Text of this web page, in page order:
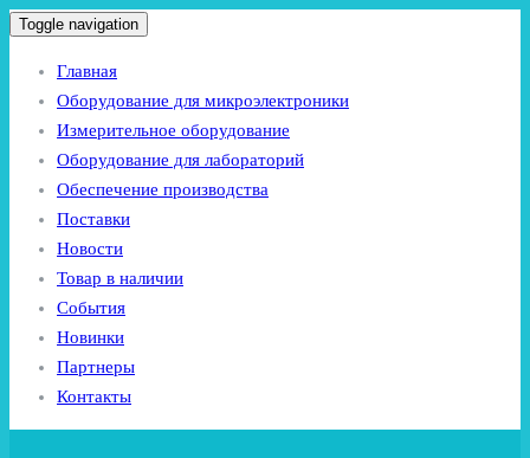
Toggle navigation
Главная
Оборудование для микроэлектроники
Измерительное оборудование
Оборудование для лабораторий
Обеспечение производства
Поставки
Новости
Товар в наличии
События
Новинки
Партнеры
Контакты